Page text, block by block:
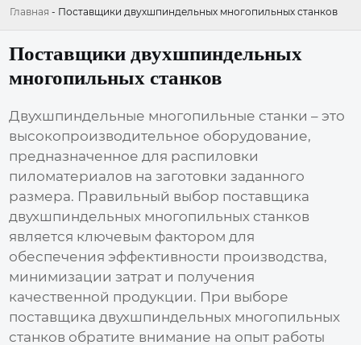
Главная - Поставщики двухшпиндельных многопильных станков
Поставщики двухшпиндельных
многопильных станков
Двухшпиндельные многопильные станки – это
высокопроизводительное оборудование,
предназначенное для распиловки
пиломатериалов на заготовки заданного
размера. Правильный выбор поставщика
двухшпиндельных многопильных станков
является ключевым фактором для
обеспечения эффективности производства,
минимизации затрат и получения
качественной продукции. При выборе
поставщика двухшпиндельных многопильных
станков обратите внимание на опыт работы